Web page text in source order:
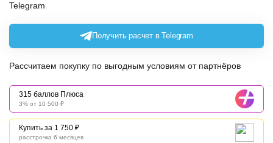
Telegram
Получить расчет в Telegram
Рассчитаем покупку по выгодным условиям от партнёров
315 баллов Плюса
3% от 10 500 ₽
Купить за 1 750 ₽
расстрочка 6 месяцев